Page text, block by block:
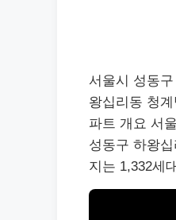
서울시 성동
왕십리동 청
파트 개요 서
성동구 하왕
지는 1,332세